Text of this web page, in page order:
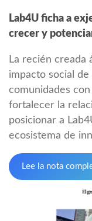
Lab4U ficha a
crecer y
La recién creada
impacto social
comunidades
fortalecer la
posicionar a
ecosistema de
Lee la nota